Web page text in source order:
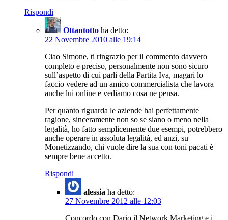
Rispondi
Ottantotto ha detto:
22 Novembre 2010 alle 19:14
Ciao Simone, ti ringrazio per il commento davvero
completo e preciso, personalmente non sono sicuro
sull’aspetto di cui parli della Partita Iva, magari lo
faccio vedere ad un amico commercialista che lavora
anche lui online e vediamo cosa ne pensa.
Per quanto riguarda le aziende hai perfettamente
ragione, sinceramente non so se siano o meno nella
legalità, ho fatto semplicemente due esempi, potrebbero
anche operare in assoluta legalità, ed anzi, su
Monetizzando, chi vuole dire la sua con toni pacati è
sempre bene accetto.
Rispondi
alessia ha detto:
27 Novembre 2012 alle 12:03